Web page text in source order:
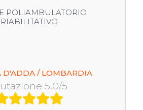
D'ADDA / LOMBARDIA
5.0/5